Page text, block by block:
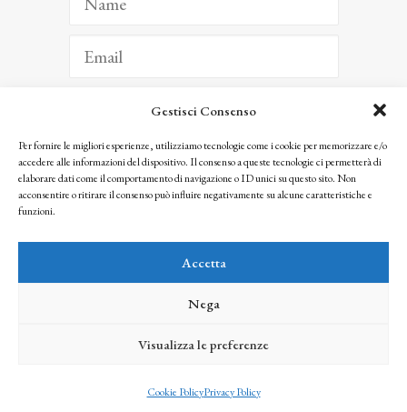
Gestisci Consenso
Per fornire le migliori esperienze, utilizziamo tecnologie come i cookie per memorizzare e/o
accedere alle informazioni del dispositivo. Il consenso a queste tecnologie ci permetterà di
elaborare dati come il comportamento di navigazione o ID unici su questo sito. Non
acconsentire o ritirare il consenso può influire negativamente su alcune caratteristiche e
funzioni.
Accetta
Nega
Visualizza le preferenze
Cookie PolicyPrivacy Policy
ISCRIVITI
Facendo clic per iscriverti, riconosci che le tue informazioni saranno trattate
seguendo la nostra Privacy Policy
© 2025 Istituto Matteucci. All right reserved
l’autorizzazione scritta dei proprietari dei diritti e dell’Istituto Matteucci
credits